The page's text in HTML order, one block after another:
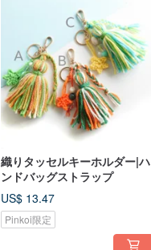
織りタッセルキーホルダー|ハ
ンドバッグストラップ
US$ 13.47
Pinkoi限定